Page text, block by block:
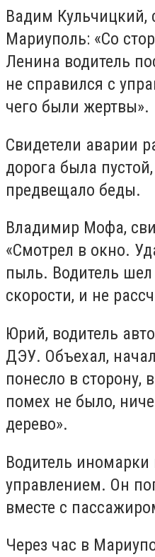
Вадим Кульчицкий,
Мариуполь: «Со
Ленина водитель
не справился с
чего были жертвы».
Свидетели аварии
дорога была
предвещало беды.
Владимир Мофа,
«Смотрел в окно.
пыль. Водитель
скорости, и не
Юрий, водитель
ДЭУ. Объехал,
понесло в сторону,
помех не было,
дерево».
Водитель иномарки
управлением. Он
вместе с
Через час в